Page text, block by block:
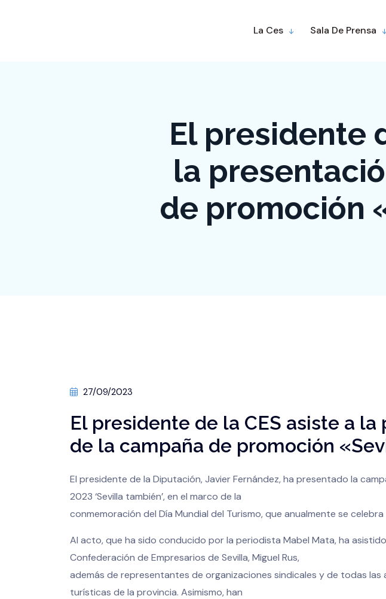
La Ces Sala De Prensa
El presidente
la
de promoción
27/09/2023
El presidente de la CES asiste a la
de la campaña de promoción
El presidente de la Diputación, Javier Fernández, ha presentado la
2023 ‘Sevilla también’, en el marco de la
conmemoración del Día Mundial del Turismo, que anualmente se
Al acto, que ha sido conducido por la periodista Mabel Mata, ha
Confederación de Empresarios de Sevilla, Miguel Rus,
además de representantes de organizaciones sindicales y de todas las
turísticas de la provincia. Asimismo, han